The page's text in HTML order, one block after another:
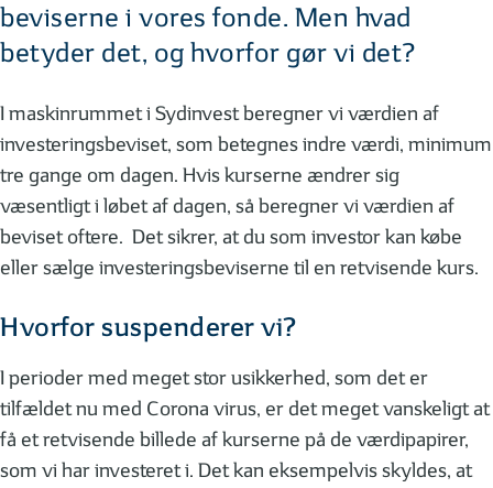
beviserne i vores fonde. Men hvad
betyder det, og hvorfor gør vi det?
I maskinrummet i Sydinvest beregner vi værdien af
investeringsbeviset, som betegnes indre værdi, minimum
tre gange om dagen. Hvis kurserne ændrer sig
væsentligt i løbet af dagen, så beregner vi værdien af
beviset oftere. Det sikrer, at du som investor kan købe
eller sælge investeringsbeviserne til en retvisende kurs.
Hvorfor suspenderer vi?
I perioder med meget stor usikkerhed, som det er
tilfældet nu med Corona virus, er det meget vanskeligt at
få et retvisende billede af kurserne på de værdipapirer,
som vi har investeret i. Det kan eksempelvis skyldes, at